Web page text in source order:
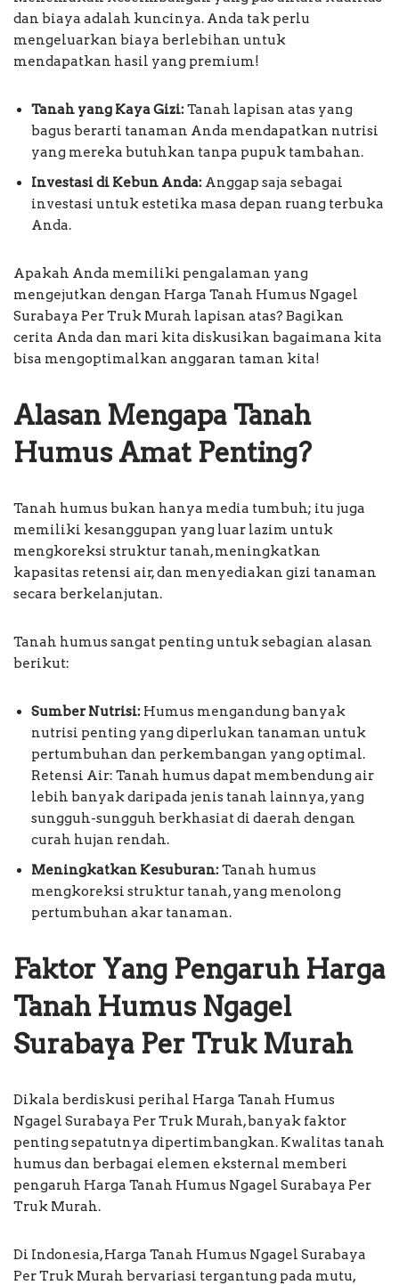
dan biaya adalah kuncinya. Anda tak perlu
mengeluarkan biaya berlebihan untuk
mendapatkan hasil yang premium!
Tanah yang Kaya Gizi:Tanah lapisan atas yang
bagus berarti tanaman Anda mendapatkan nutrisi
yang mereka butuhkan tanpa pupuk tambahan.
Investasi di Kebun Anda: Anggap saja sebagai
investasi untuk estetika masa depan ruang terbuka
Anda.
Apakah Anda memiliki pengalaman yang
mengejutkan dengan Harga Tanah Humus Ngagel
Surabaya Per Truk Murah lapisan atas? Bagikan
cerita Anda dan mari kita diskusikan bagaimana kita
bisa mengoptimalkan anggaran taman kita!
Alasan Mengapa Tanah
Humus Amat Penting?
Tanah humus bukan hanya media tumbuh; itu juga
memiliki kesanggupan yang luar lazim untuk
mengkoreksi struktur tanah, meningkatkan
kapasitas retensi air, dan menyediakan gizi tanaman
secara berkelanjutan.
Tanah humus sangat penting untuk sebagian alasan
berikut:
Sumber Nutrisi: Humus mengandung banyak
nutrisi penting yang diperlukan tanaman untuk
pertumbuhan dan perkembangan yang optimal.
Retensi Air: Tanah humus dapat membendung air
lebih banyak daripada jenis tanah lainnya, yang
sungguh-sungguh berkhasiat di daerah dengan
curah hujan rendah.
Meningkatkan Kesuburan:Tanah humus
mengkoreksi struktur tanah, yang menolong
pertumbuhan akar tanaman.
Faktor Yang Pengaruh Harga
Tanah Humus Ngagel
Surabaya Per Truk Murah
Dikala berdiskusi perihal Harga Tanah Humus
Ngagel Surabaya Per Truk Murah, banyak faktor
penting sepatutnya dipertimbangkan. Kwalitas tanah
humus dan berbagai elemen eksternal memberi
pengaruh Harga Tanah Humus Ngagel Surabaya Per
Truk Murah.
Di Indonesia, Harga Tanah Humus Ngagel Surabaya
Per Truk Murah bervariasi tergantung pada mutu,